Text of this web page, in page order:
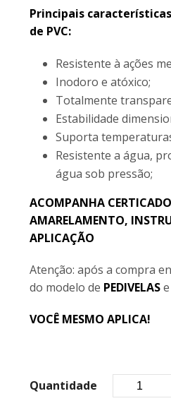
Principais
de PVC:
Resistente à ações
Inodoro e atóxico;
Totalmente
Estabilidade
Suporta
Resistente a água,
água sob pressão;
ACOMPANHA
AMARELAMENTO,
APLICAÇÃO
Atenção: após a compra
do modelo de PEDIVELAS
VOCÊ MESMO APLICA!
Quantidade